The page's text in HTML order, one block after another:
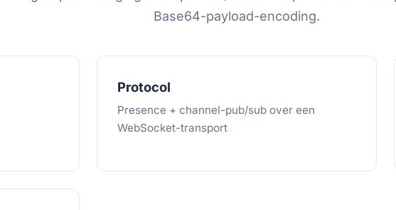
Base64-payload-encoding.
Protocol
Presence + channel-pub/sub over een
WebSocket-transport